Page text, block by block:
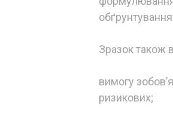
Зразок також
вимогу
ризикових;